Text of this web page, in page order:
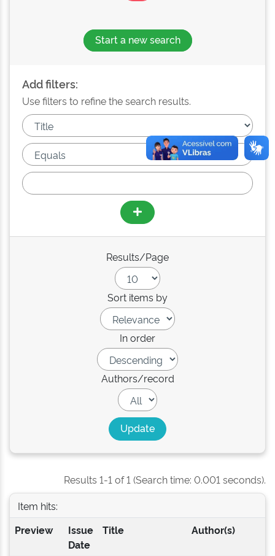
Start a new search
Add filters:
Use filters to refine the search results.
Results/Page
Sort items by
In order
Authors/record
Results 1-1 of 1 (Search time: 0.001 seconds).
Item hits:
Preview
Issue
Date
Title Author(s)